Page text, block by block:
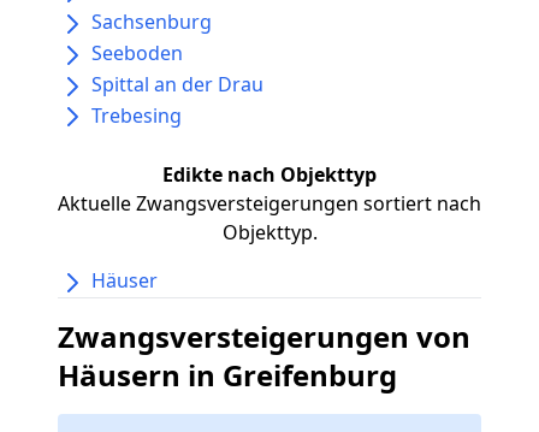
Sachsenburg
Seeboden
Spittal an der Drau
Trebesing
Edikte nach Objekttyp
Aktuelle Zwangsversteigerungen sortiert nach
Objekttyp.
Häuser
Zwangsversteigerungen von
Häusern in Greifenburg